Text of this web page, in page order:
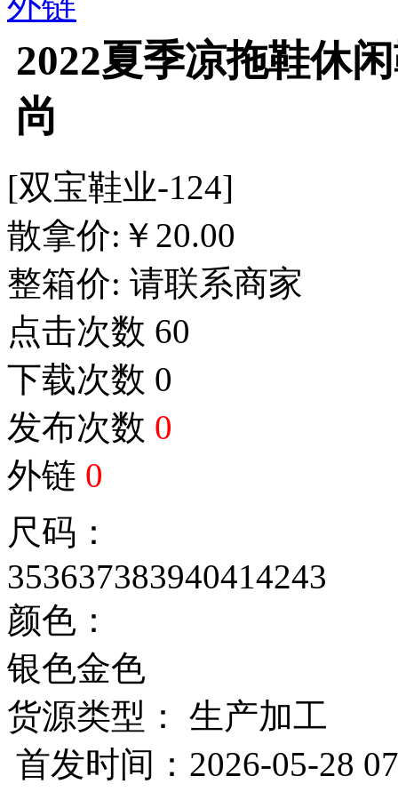
2022夏季凉拖鞋休
尚
[双宝鞋业-124]
散拿价: ￥ 20.00
整箱价: 请联系商家
点击次数 60
下载次数 0
发布次数 0
外链 0
尺码：
353637383940414243
颜色：
银色金色
货源类型： 生产加工
首发时间：2026-05-28